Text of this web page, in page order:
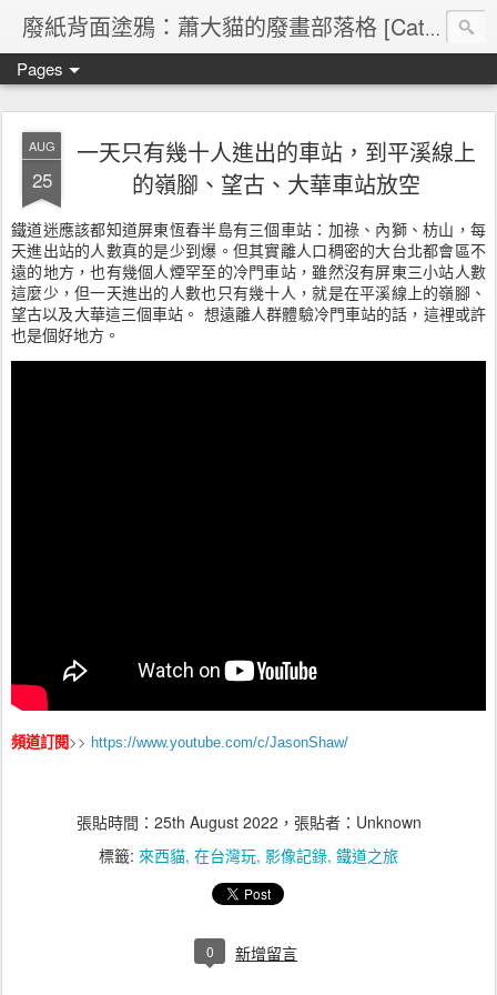
廢紙背面塗鴉：蕭大貓的廢畫部落格 [Cat's blog]
Pages
AUG
25
一天只有幾十人進出的車站，到平溪線上
的嶺腳、望古、大華車站放空
鐵道迷應該都知道屏東恆春半島有三個車站：加祿、內獅、枋山，每
天進出站的人數真的是少到爆。但其實離人口稠密的大台北都會區不
遠的地方，也有幾個人煙罕至的冷門車站，雖然沒有屏東三小站人數
這麼少，但一天進出的人數也只有幾十人，就是在平溪線上的嶺腳、
望古以及大華這三個車站。 想遠離人群體驗冷門車站的話，這裡或許
也是個好地方。
頻道訂閱>> https://www.youtube.com/c/JasonShaw/
張貼時間： 25th August 2022 ，張貼者：Unknown
標籤: 來西貓 在台灣玩 影像記錄 鐵道之旅
0 新增留言